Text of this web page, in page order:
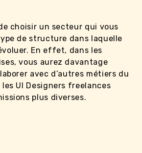
choisir un secteur qui vous
de structure dans laquelle
En effet, dans les
vous aurez davantage
avec d’autres métiers du
UI Designers freelances
plus diverses.